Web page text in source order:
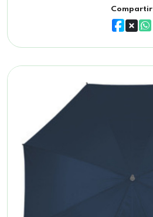
Compartir